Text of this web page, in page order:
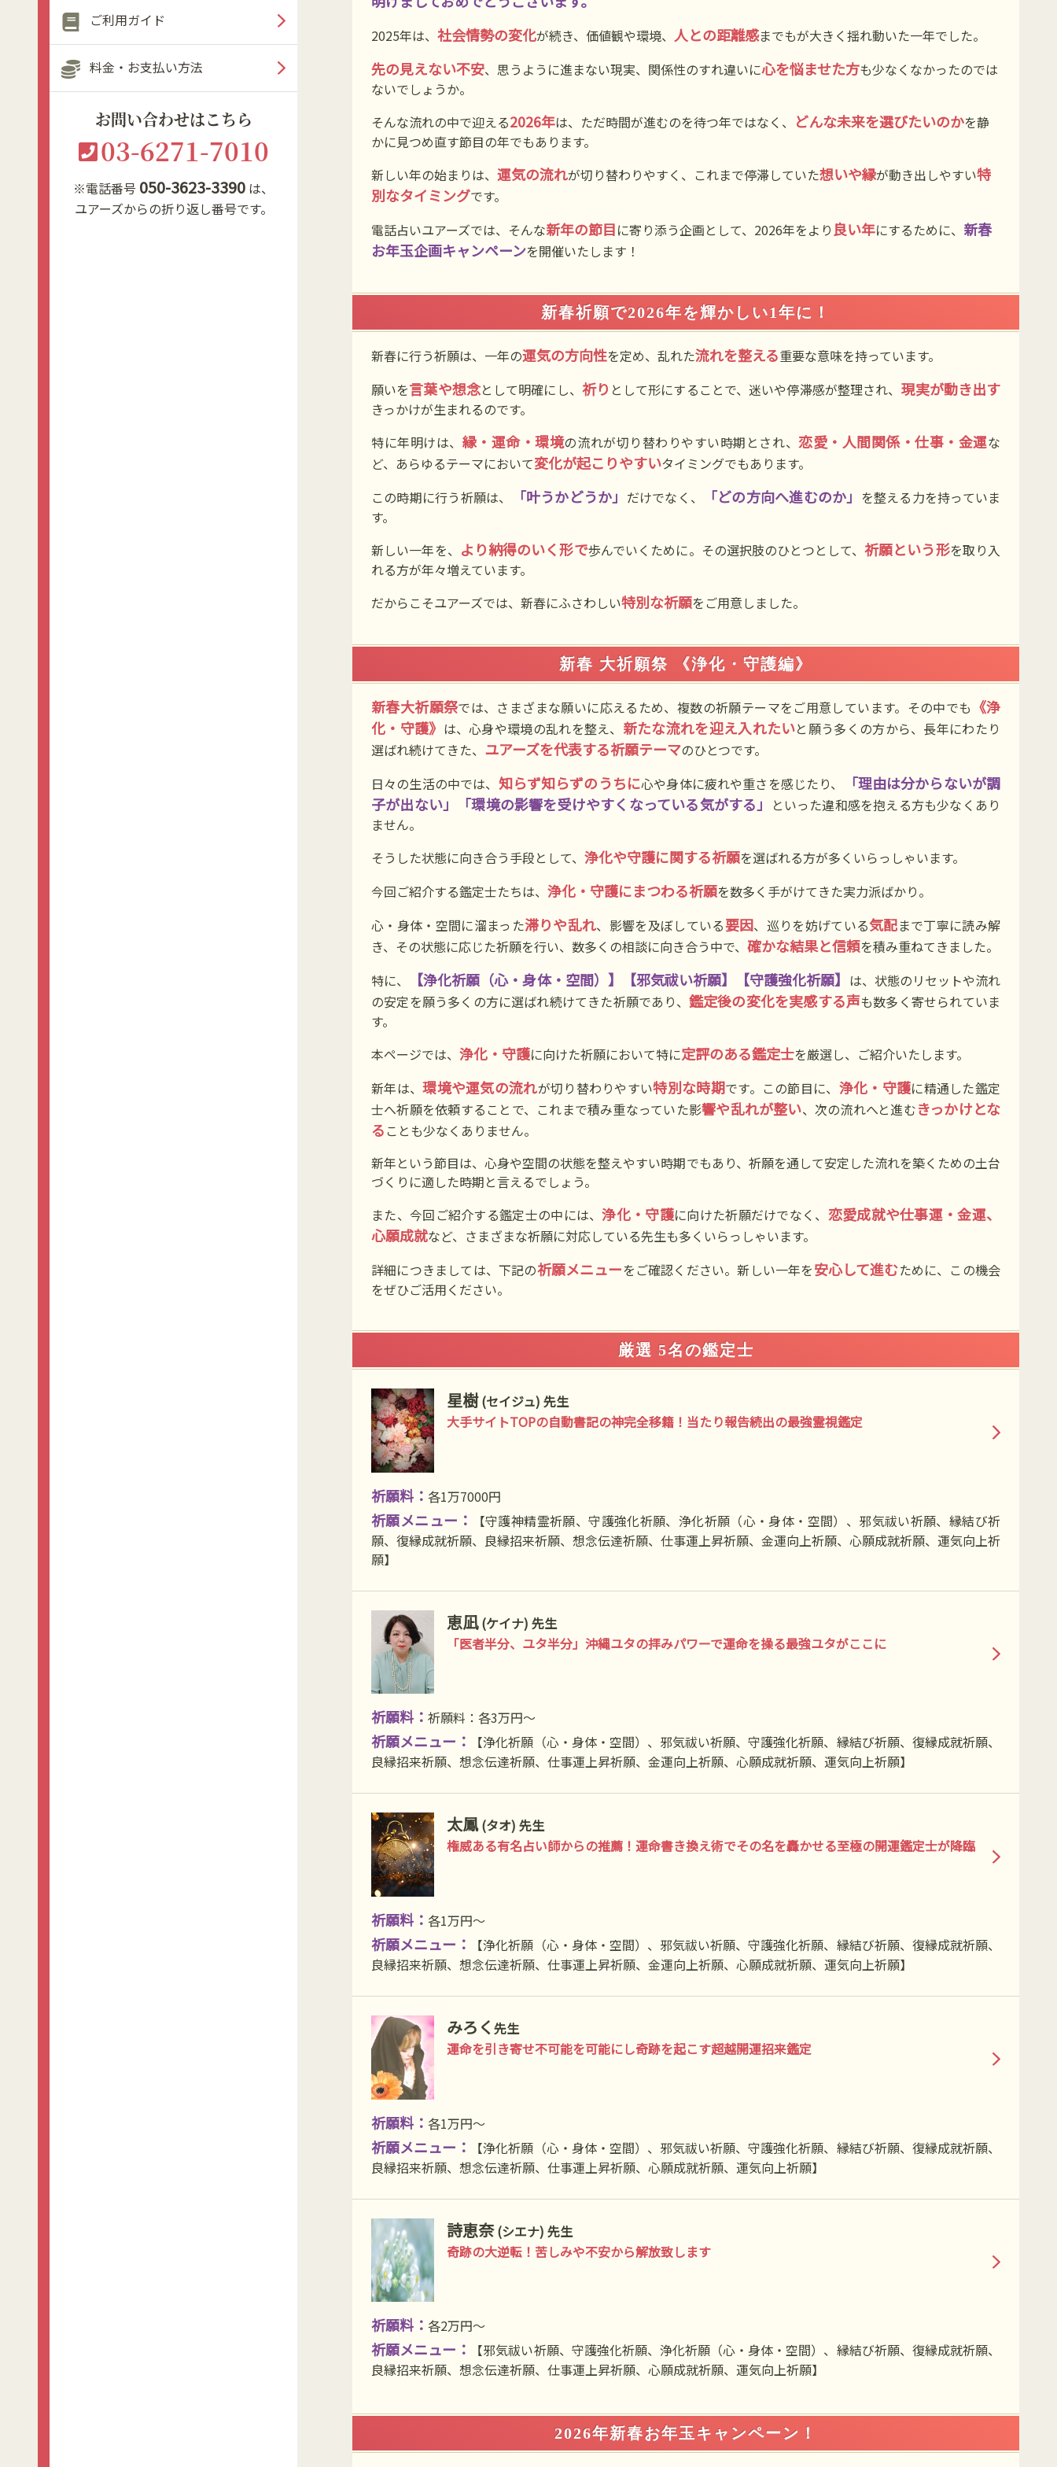
ご利用ガイド
料金・お支払い方法
お問い合わせはこちら
03-6271-7010
※電話番号 050-3623-3390 は、
ユアーズからの折り返し番号です。
2025年は、 社会情勢の変化が続き、価値観や環境、 人との距離感までもが大きく揺れ動いた一年でした。
先の見えない不安、思うように進まない現実、関係性のすれ違いに心を悩ませた方も少なくなかったのでは
ないでしょうか。
そんな流れの中で迎える2026年は、ただ時間が進むのを待つ年ではなく、 どんな未来を選びたいのかを静
かに見つめ直す節目の年でもあります。
新しい年の始まりは、 運気の流れが切り替わりやすく、これまで停滞していた想いや縁が動き出しやすい特
別なタイミングです。
電話占いユアーズでは、そんな新年の節目に寄り添う企画として、2026年をより 良い年にするために、 新春
お年玉企画キャンペーンを開催いたします！
新春祈願で2026年を輝かしい1年に！
新春に行う祈願は、一年の運気の方向性を定め、乱れた流れを整える重要な意味を持っています。
願いを言葉や想念として明確にし、 祈り として形にすることで、迷いや停滞感が整理され、 現実が動き出す
きっかけが生まれるのです。
特に年明けは、 縁・運命・環境の流れが切り替わりやすい時期とされ、恋愛・人間関係・仕事・金運な
ど、あらゆるテーマにおいて変化が起こりやすいタイミングでもあります。
この時期に行う祈願は、
「叶うかどうか」 だけでなく、 「どの方向へ進むのか」 を整える力を持っていま
す。
新しい一年を、 より納得のいく形で歩んでいくために。その選択肢のひとつとして、祈願という形を取り入
れる方が年々増えています。
だからこそユアーズでは、新春にふさわしい特別な祈願をご用意しました。
新春 大祈願祭 《浄化・守護編》
新春大祈願祭では、さまざまな願いに応えるため、複数の祈願テーマをご用意しています。その中でも 《浄
化・守護》 は、心身や環境の乱れを整え、 新たな流れを迎え入れたいと願う多くの方から、長年にわたり
選ばれ続けてきた、 ユアーズを代表する祈願テーマのひとつです。
日々の生活の中では、 知らず知らずのうちに心や身体に疲れや重さを感じたり、
「理由は分からないが調
子が出ない」「環境の影響を受けやすくなっている気がする」
といった違和感を抱える方も少なくあり
ません。
そうした状態に向き合う手段として、 浄化や守護に関する祈願を選ばれる方が多くいらっしゃいます。
今回ご紹介する鑑定士たちは、 浄化・守護にまつわる祈願を数多く手がけてきた実力派ばかり。
心・身体・空間に溜まった滞りや乱れ、影響を及ぼしている要因、巡りを妨げている気配まで丁寧に読み解
き、その状態に応じた祈願を行い、数多くの相談に向き合う中で、 確かな結果と信頼を積み重ねてきました。
特に、
【浄化祈願（心・身体・空間）】【邪気祓い祈願】【守護強化祈願】 は、状態のリセットや流れ
の安定を願う多くの方に選ばれ続けてきた祈願であり、 鑑定後の変化を実感する声も数多く寄せられていま
す。
本ページでは、 浄化・守護に向けた祈願において特に定評のある鑑定士を厳選し、ご紹介いたします。
新年は、環境や運気の流れが切り替わりやすい特別な時期です。この節目に、 浄化・守護に精通した鑑定
士へ祈願を依頼することで、これまで積み重なっていた影響や乱れが整い、次の流れへと進むきっかけとな
る ことも少なくありません。
新年という節目は、心身や空間の状態を整えやすい時期でもあり、祈願を通して安定した流れを築くための土台
づくりに適した時期と言えるでしょう。
また、今回ご紹介する鑑定士の中には、浄化・守護に向けた祈願だけでなく、 恋愛成就や仕事運・金運、
心願成就など、さまざまな祈願に対応している先生も多くいらっしゃいます。
詳細につきましては、下記の祈願メニューをご確認ください。新しい一年を安心して進むために、この機会
をぜひご活用ください。
厳選 5名の鑑定士
星樹(セイジュ) 先生
大手サイトTOPの自動書記の神完全移籍！当たり報告続出の最強霊視鑑定
祈願料： 各1万7000円
祈願メニュー：
【守護神精霊祈願、守護強化祈願、浄化祈願（心・身体・空間）、邪気祓い祈願、縁結び祈
願、復縁成就祈願、良縁招来祈願、想念伝達祈願、仕事運上昇祈願、金運向上祈願、心願成就祈願、運気向上祈
願】
恵凪(ケイナ) 先生
「医者半分、ユタ半分」沖縄ユタの拝みパワーで運命を操る最強ユタがここに
祈願料： 祈願料：各3万円〜
祈願メニュー：
【浄化祈願（心・身体・空間）、邪気祓い祈願、守護強化祈願、縁結び祈願、復縁成就祈願、
良縁招来祈願、想念伝達祈願、仕事運上昇祈願、金運向上祈願、心願成就祈願、運気向上祈願】
太鳳(タオ) 先生
権威ある有名占い師からの推薦！運命書き換え術でその名を轟かせる至極の開運鑑定士が降臨
祈願料： 各1万円〜
祈願メニュー：
【浄化祈願（心・身体・空間）、邪気祓い祈願、守護強化祈願、縁結び祈願、復縁成就祈願、
良縁招来祈願、想念伝達祈願、仕事運上昇祈願、金運向上祈願、心願成就祈願、運気向上祈願】
みろく先生
運命を引き寄せ不可能を可能にし奇跡を起こす超越開運招来鑑定
祈願料： 各1万円〜
祈願メニュー：
【浄化祈願（心・身体・空間）、邪気祓い祈願、守護強化祈願、縁結び祈願、復縁成就祈願、
良縁招来祈願、想念伝達祈願、仕事運上昇祈願、心願成就祈願、運気向上祈願】
詩恵奈(シエナ) 先生
奇跡の大逆転！苦しみや不安から解放致します
祈願料： 各2万円〜
祈願メニュー：
【邪気祓い祈願、守護強化祈願、浄化祈願（心・身体・空間）、縁結び祈願、復縁成就祈願、
良縁招来祈願、想念伝達祈願、仕事運上昇祈願、心願成就祈願、運気向上祈願】
2026年新春お年玉キャンペーン！